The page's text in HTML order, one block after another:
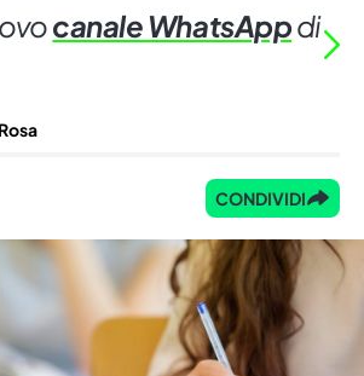
canale WhatsAppdi
CONDIVIDI